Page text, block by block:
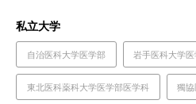
私立大学
自治医科大学医学部 岩手医科大学
東北医科薬科大学医学部医学科 獨